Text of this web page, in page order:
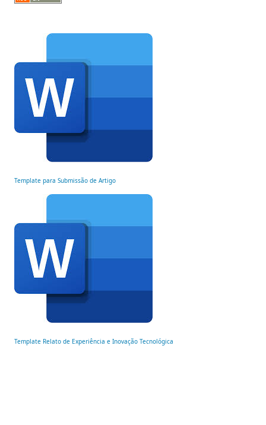
Template para Submissão de Artigo
Template Relato de Experiência e Inovação Tecnológica